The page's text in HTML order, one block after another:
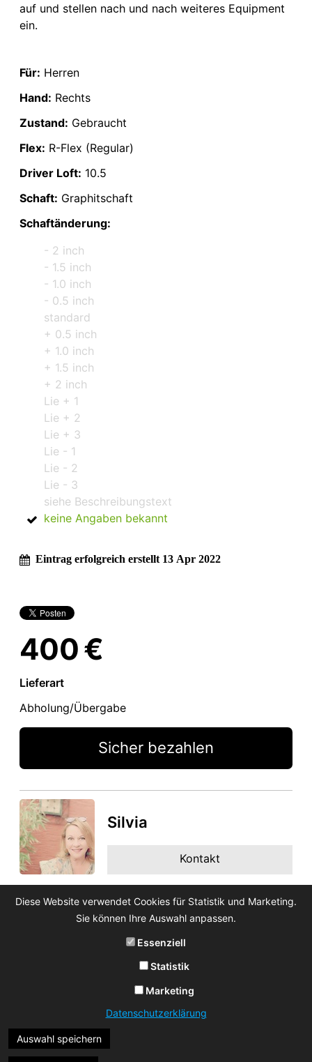
auf und stellen nach und nach weiteres Equipment
ein.
Für: Herren
Hand: Rechts
Zustand: Gebraucht
Flex: R-Flex (Regular)
Driver Loft: 10.5
Schaft: Graphitschaft
Schaftänderung:
- 2 inch
- 1.5 inch
- 1.0 inch
- 0.5 inch
standard
+ 0.5 inch
+ 1.0 inch
+ 1.5 inch
+ 2 inch
Lie + 1
Lie + 2
Lie + 3
Lie - 1
Lie - 2
Lie - 3
siehe Beschreibungstext
keine Angaben bekannt
Eintrag erfolgreich erstellt 13 Apr 2022
400 €
Lieferart
Abholung/Übergabe
Sicher bezahlen
Silvia
Kontakt
Diese Website verwendet Cookies für Statistik und Marketing.
Sie können Ihre Auswahl anpassen.
Essenziell
Statistik
Marketing
Datenschutzerklärung
Auswahl speichern